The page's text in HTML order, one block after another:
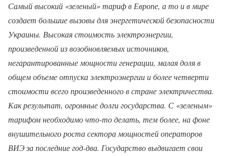
Самый высокий «зеленый» тариф в Европе, а то и в мире
создает большие вызовы для энергетической безопасности
Украины. Высокая стоимость электроэнергии,
произведенной из возобновляемых источников,
негарантированные мощности генерации, малая доля в
общем объеме отпуска электроэнергии и более четверти
стоимости всего произведенного в стране электричества.
Как результат, огромные долги государства. С «зеленым»
тарифом необходимо что-то делать, тем более, на фоне
внушительного роста сектора мощностей операторов
ВИЭ за последние год-два. Государство выдвигает свои